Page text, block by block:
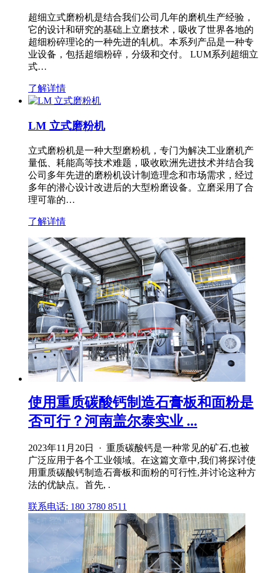
超细立式磨粉机是结合我们公司几年的磨机生产经验，
它的设计和研究的基础上立磨技术，吸收了世界各地的
超细粉碎理论的一种先进的轧机。本系列产品是一种专
业设备，包括超细粉碎，分级和交付。 LUM系列超细立
式…
了解详情
LM 立式磨粉机
立式磨粉机是一种大型磨粉机，专门为解决工业磨机产
量低、耗能高等技术难题，吸收欧洲先进技术并结合我
公司多年先进的磨粉机设计制造理念和市场需求，经过
多年的潜心设计改进后的大型粉磨设备。立磨采用了合
理可靠的…
了解详情
使用重质碳酸钙制造石膏板和面粉是
否可行？河南盖尔泰实业 ...
2023年11月20日 · 重质碳酸钙是一种常见的矿石,也被
广泛应用于各个工业领域。在这篇文章中,我们将探讨使
用重质碳酸钙制造石膏板和面粉的可行性,并讨论这种方
法的优缺点。首先, .
联系电话: 180 3780 8511